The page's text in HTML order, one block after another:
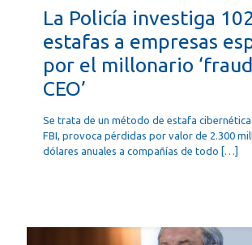
La Policía investiga
estafas a empresas
por el millonario
CEO’
Se trata de un método de estafa cibernética
FBI, provoca pérdidas por valor de 2.300
dólares anuales a compañías de todo […]